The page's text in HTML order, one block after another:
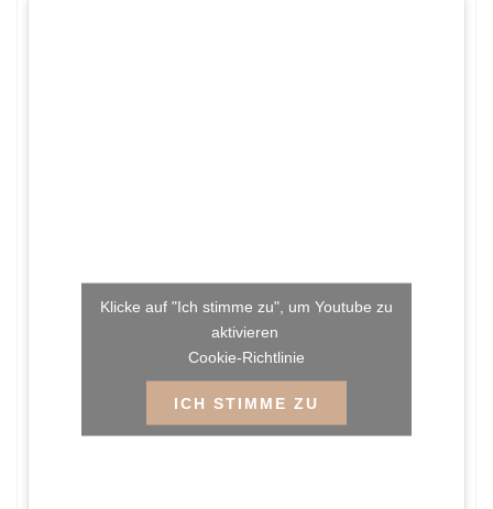
Klicke auf "Ich stimme zu", um Youtube zu
aktivieren
Cookie-Richtlinie
ICH STIMME ZU